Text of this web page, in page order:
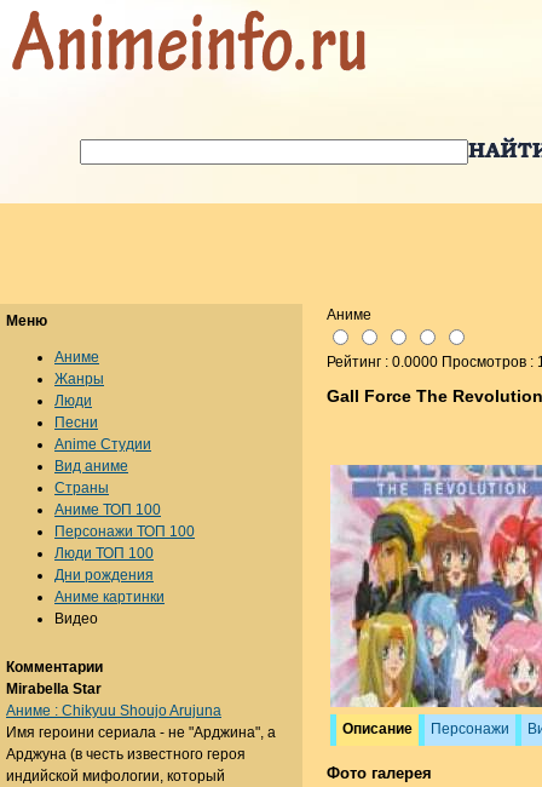
Аниме
Рейтинг : 0.0000 Просмотров :
Gall Force The Revolution
Описание Персонажи
Фото галерея
Меню
Аниме
Жанры
Люди
Песни
Anime Студии
Вид аниме
Страны
Аниме ТОП 100
Персонажи ТОП 100
Люди ТОП 100
Дни рождения
Аниме картинки
Видео
Комментарии
Mirabella Star
Аниме : Chikyuu Shoujo Arujuna
Имя героини сериала - не "Арджина", а
Арджуна (в честь известного героя
индийской мифологии, который